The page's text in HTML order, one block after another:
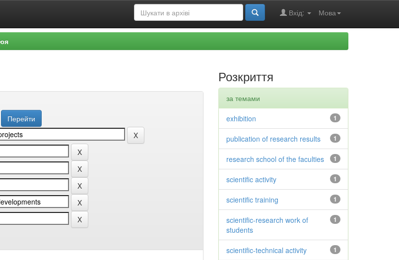
Мова
Вхід:
Розкриття
за темами
1
exhibition
1
publication of research results
1
research school of the faculties
1
scientific activity
1
scientific training
1
scientific-research work of
students
1
scientific-technical activity